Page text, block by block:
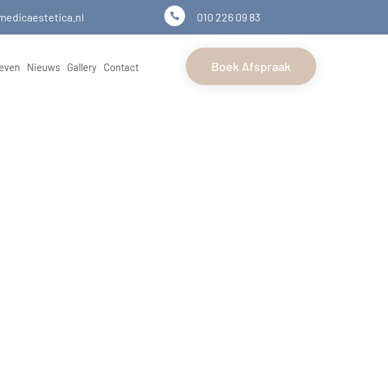
 010 226 09 83
Nieuws Gallery Contact Boek Afspraak